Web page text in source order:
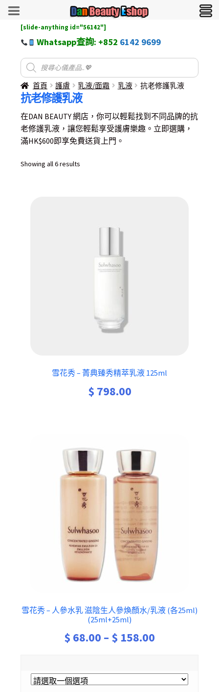
[slide-anything id="56142"]
Whatsapp查詢: +852 6142 9699
首頁 護膚 乳液/面霜 乳液 抗老修護乳液
抗老修護乳液
在DAN BEAUTY 網店，你可以輕鬆找到不同品牌的抗
老修護乳液，讓您輕鬆享受護膚樂趣。立即選購，
滿HK$600即享免費送貨上門。
Showing all 6 resultsSorted
雪花秀 – 菁典臻秀精萃乳液 125ml
$ 798.00
雪花秀 – 人參水乳 滋陰生人參煥顏水/乳液 (各25ml)
(25ml+25ml)
$ 68.00 – $ 158.00
$ 68.00